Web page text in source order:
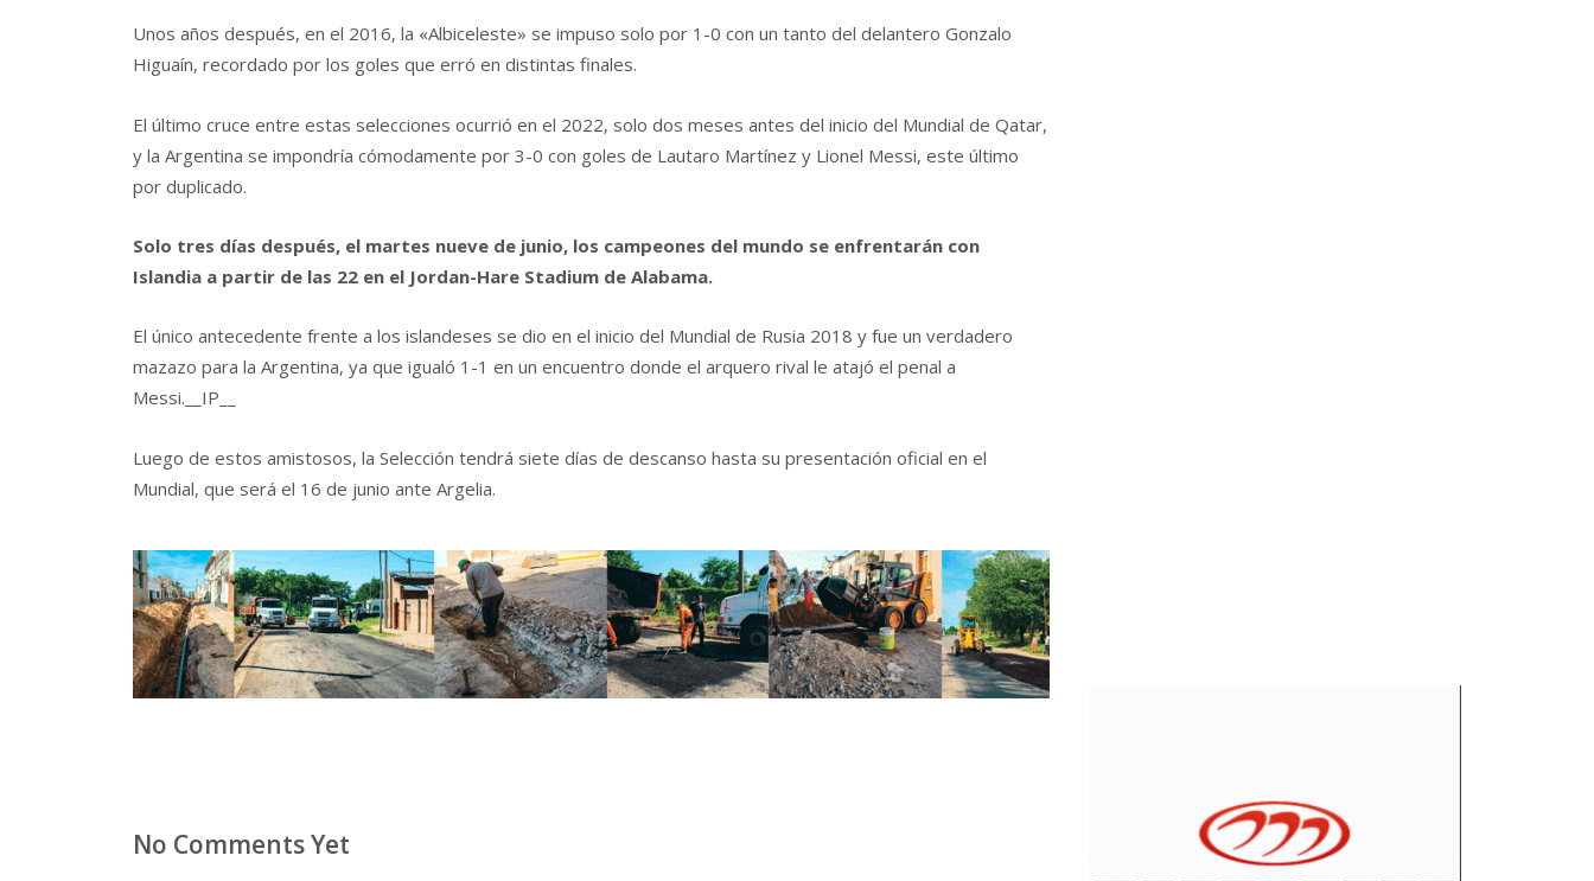
Unos años después, en el 2016, la «Albiceleste» se impuso solo por 1-0 con un tanto del delantero Gonzalo
Higuaín, recordado por los goles que erró en distintas finales.
El último cruce entre estas selecciones ocurrió en el 2022, solo dos meses antes del inicio del Mundial de Qatar,
y la Argentina se impondría cómodamente por 3-0 con goles de Lautaro Martínez y Lionel Messi, este último
por duplicado.
Solo tres días después, el martes nueve de junio, los campeones del mundo se enfrentarán con
Islandia a partir de las 22 en el Jordan-Hare Stadium de Alabama.
El único antecedente frente a los islandeses se dio en el inicio del Mundial de Rusia 2018 y fue un verdadero
mazazo para la Argentina, ya que igualó 1-1 en un encuentro donde el arquero rival le atajó el penal a
Messi. __IP__
Luego de estos amistosos, la Selección tendrá siete días de descanso hasta su presentación oficial en el
Mundial, que será el 16 de junio ante Argelia.
No Comments Yet